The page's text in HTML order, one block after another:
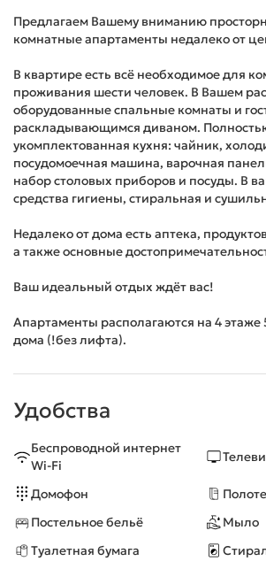
Предлагаем Вашему вниманию
комнатные апартаменты недалеко от
В квартире есть всё необходимое для
проживания шести человек. В Вашем
оборудованные спальные комнаты и
раскладывающимся диваном.
укомплектованная кухня: чайник,
посудомоечная машина, варочная
набор столовых приборов и посуды. В
средства гигиены, стиральная и
Недалеко от дома есть аптека,
а также основные
Ваш идеальный отдых ждёт вас!
Апартаменты располагаются на 4 этаже
дома (!без лифта).
Удобства
Беспроводной интернет
Wi-Fi
Домофон
Постельное бельё
Мыло
Туалетная бумага